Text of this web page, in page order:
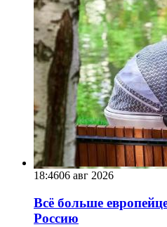
18:4606 авг 2026
Всё больше
Россию